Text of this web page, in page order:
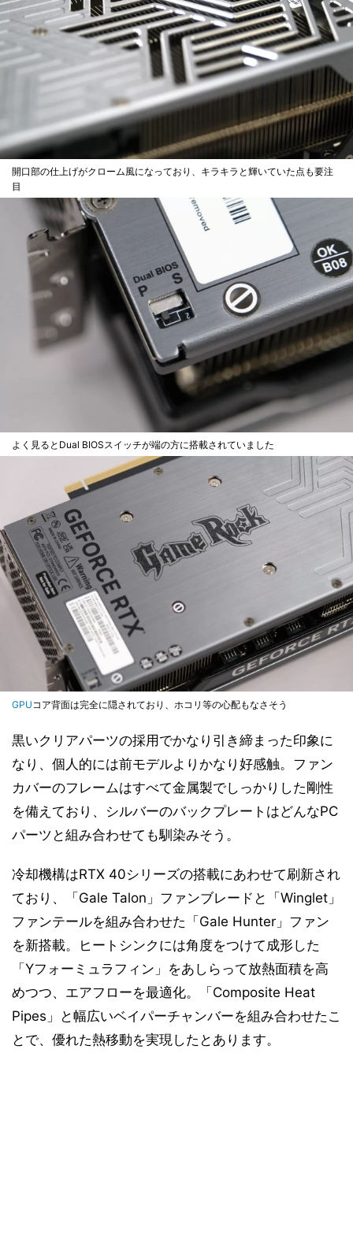
開口部の仕上げがクローム風になっており、キラキラと輝いていた点も要注
目
よく見るとDual BIOSスイッチが端の方に搭載されていました
GPU コア背面は完全に隠されており、ホコリ等の心配もなさそう
黒いクリアパーツの採用でかなり引き締まった印象に
なり、個人的には前モデルよりかなり好感触。ファン
カバーのフレームはすべて金属製でしっかりした剛性
を備えており、シルバーのバックプレートはどんなPC
パーツと組み合わせても馴染みそう。
冷却機構はRTX 40シリーズの搭載にあわせて刷新され
ており、「Gale Talon」ファンブレードと「Winglet」
ファンテールを組み合わせた「Gale Hunter」ファン
を新搭載。ヒートシンクには角度をつけて成形した
「Yフォーミュラフィン」をあしらって放熱面積を高
めつつ、エアフローを最適化。「Composite Heat
Pipes」と幅広いベイパーチャンバーを組み合わせたこ
とで、優れた熱移動を実現したとあります。